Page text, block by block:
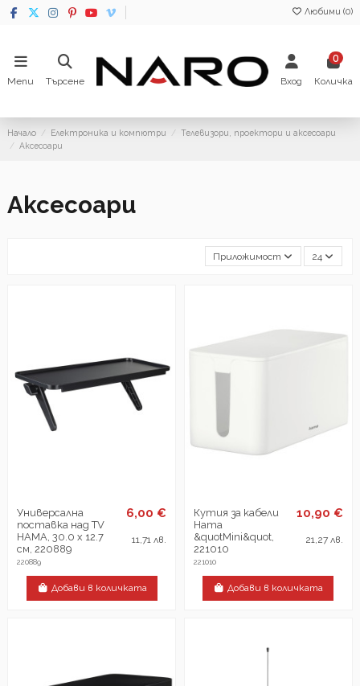
Любими (0)
Menu Търсене Вход
0
Количка
Начало Електроника и компютри
Телевизори, проектори и аксесоари
Аксесоари
Аксесоари
Приложимост 24
Универсална
поставка над TV
HAMA, 30.0 x 12.7
см, 220889
220889
6,00 €
11,71 лв.
Добави в количката
Кутия за кабели
Hama
&quotMini&quot,
221010
221010
10,90 €
21,27 лв.
Добави в количката